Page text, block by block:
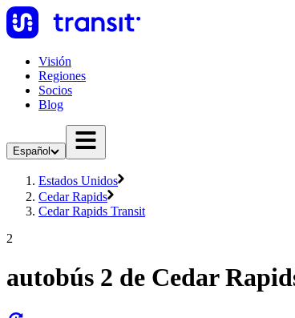
Visión
Regiones
Socios
Blog
Español
Estados Unidos
Cedar Rapids
Cedar Rapids Transit
2
autobús 2 de Cedar